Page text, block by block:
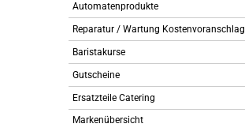
Automatenprodukte
Reparatur / Wartung Kostenvoranschlag
Baristakurse
Gutscheine
Ersatzteile Catering
Markenübersicht